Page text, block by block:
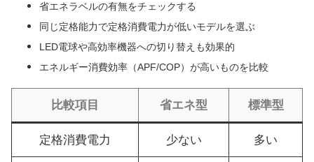
省エネラベルの有無をチェックする
同じ定格能力で定格消費電力が低いモデルを選ぶ
LED電球や高効率機器への切り替えも効果的
エネルギー消費効率（APF/COP）が高いものを比較
比較項目 省エネ型 標準型
定格消費電力 少ない 多い